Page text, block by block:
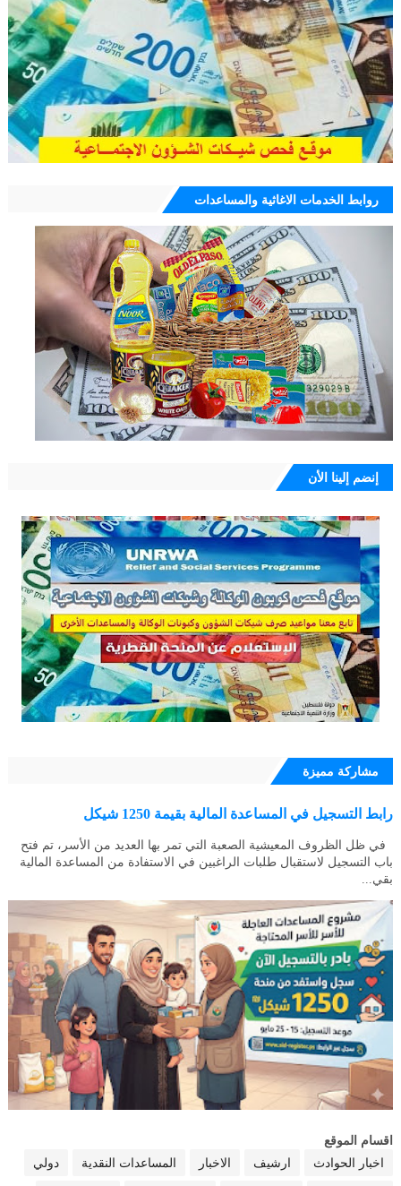
روابط الخدمات الاغاثية والمساعدات
إنضم إلينا الأن
مشاركة مميزة
رابط التسجيل في المساعدة المالية بقيمة 1250 شيكل
في ظل الظروف المعيشية الصعبة التي تمر بها العديد من الأسر، تم فتح
باب التسجيل لاستقبال طلبات الراغبين في الاستفادة من المساعدة المالية
بقي...
اقسام الموقع
اخبار الحوادث
ارشيف الاخبار المساعدات النقدية دولي